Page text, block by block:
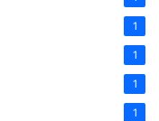
1
1
1
1